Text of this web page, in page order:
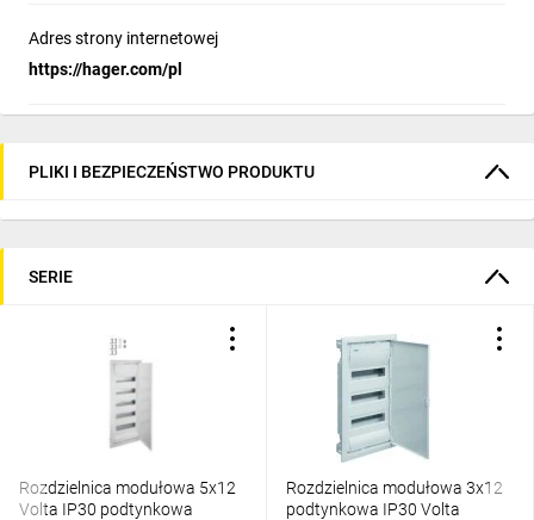
Adres strony internetowej
https://hager.com/pl
PLIKI I BEZPIECZEŃSTWO PRODUKTU
SERIE
Rozdzielnica modułowa 5x12
Volta IP30 podtynkowa
Rozdzielnica modułowa 3x12
podtynkowa IP30 Volta